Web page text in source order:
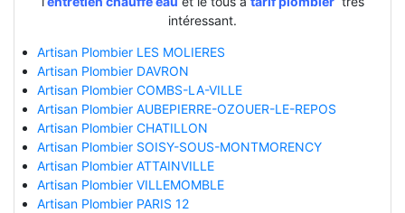
intéressant.
Artisan Plombier LES MOLIERES
Artisan Plombier DAVRON
Artisan Plombier COMBS-LA-VILLE
Artisan Plombier AUBEPIERRE-OZOUER-LE-REPOS
Artisan Plombier CHATILLON
Artisan Plombier SOISY-SOUS-MONTMORENCY
Artisan Plombier ATTAINVILLE
Artisan Plombier VILLEMOMBLE
Artisan Plombier PARIS 12